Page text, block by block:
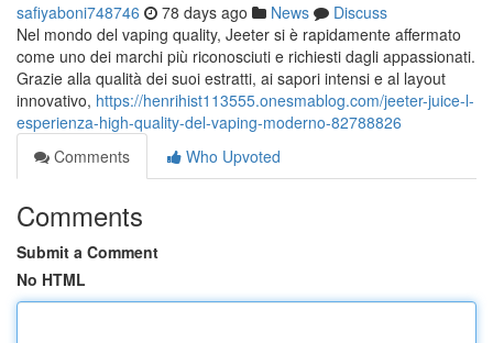
safiyaboni748746 78 days ago News
Discuss
Nel mondo del vaping quality, Jeeter si è rapidamente affermato
come uno dei marchi più riconosciuti e richiesti dagli appassionati.
Grazie alla qualità dei suoi estratti, ai sapori intensi e al layout
innovativo, https://henrihist113555.onesmablog.com/jeeter-juice-l-
esperienza-high-quality-del-vaping-moderno-82788826
Comments
Who Upvoted
Comments
Submit a Comment
No HTML